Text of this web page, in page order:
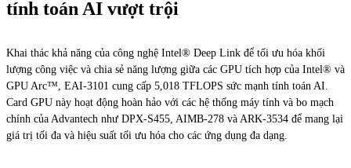
tính toán AI vượt trội
Khai thác khả năng của công nghệ Intel® Deep Link để tối ưu hóa khối
lượng công việc và chia sẻ năng lượng giữa các GPU tích hợp của Intel® và
GPU Arc™, EAI-3101 cung cấp 5,018 TFLOPS sức mạnh tính toán AI.
Card GPU này hoạt động hoàn hảo với các hệ thống máy tính và bo mạch
chính của Advantech như DPX-S455, AIMB-278 và ARK-3534 để mang lại
giá trị tối đa và hiệu suất tối ưu hóa cho các ứng dụng đa dạng.